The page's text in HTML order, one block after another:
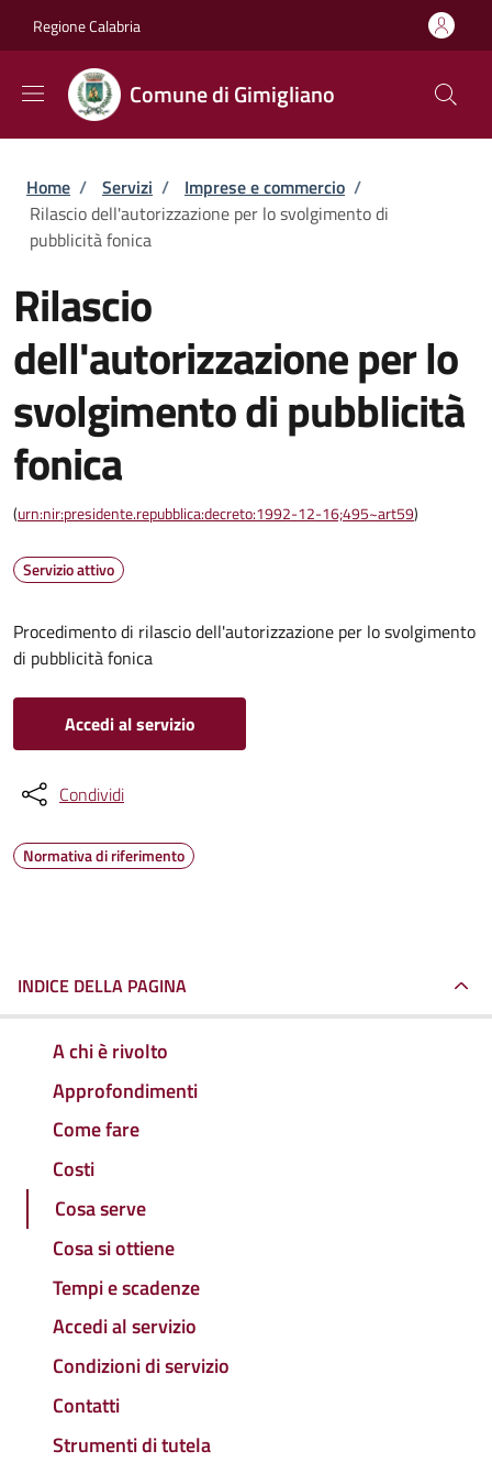
Regione Calabria
Comune di Gimigliano
Briciole di pane
Home / Servizi / Imprese e commercio /
Rilascio dell'autorizzazione per lo svolgimento di
pubblicità fonica
Rilascio
dell'autorizzazione per lo
svolgimento di pubblicità
fonica
(urn:nir:presidente.repubblica:decreto:1992-12-16;495~art59)
Servizio attivo
Procedimento di rilascio dell'autorizzazione per lo svolgimento
di pubblicità fonica
Accedi al servizio
Condividi
Normativa di riferimento
INDICE DELLA PAGINA
A chi è rivolto
Approfondimenti
Come fare
Costi
Cosa serve
Cosa si ottiene
Tempi e scadenze
Accedi al servizio
Condizioni di servizio
Contatti
Strumenti di tutela